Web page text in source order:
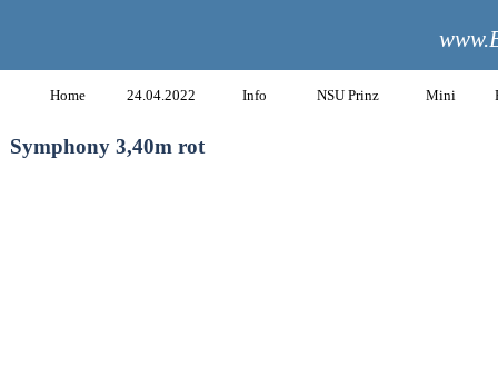
Home 24.04.2022 Info NSU Prinz Mini
Symphony 3,40m rot